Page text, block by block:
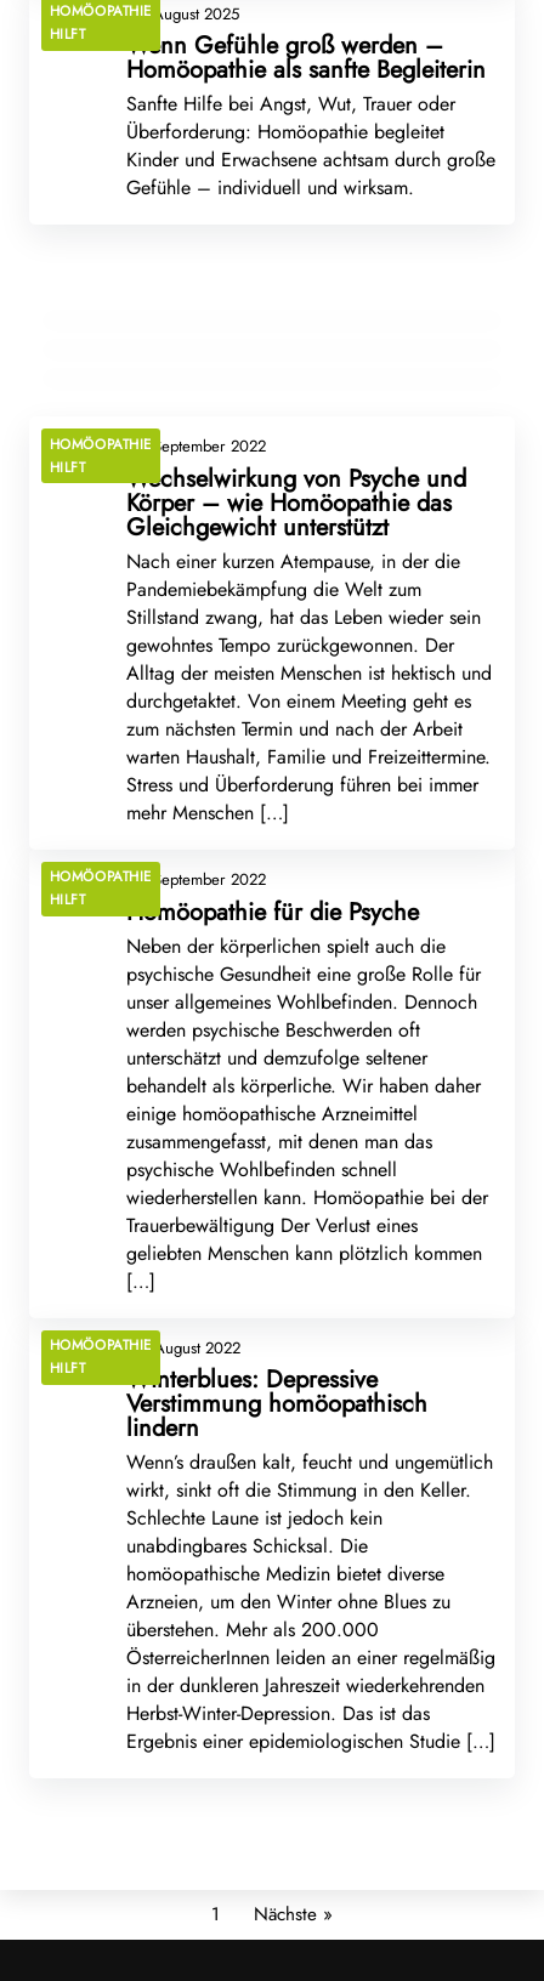
HOMÖOPATHIE
HILFT
28. August 2025
Wenn Gefühle groß werden –
Homöopathie als sanfte Begleiterin
Sanfte Hilfe bei Angst, Wut, Trauer oder
Überforderung: Homöopathie begleitet
Kinder und Erwachsene achtsam durch große
Gefühle – individuell und wirksam.
18. Juni 2025
HOMÖOPATHIE
HILFT
10. September 2022
Wechselwirkung von Psyche und
Körper – wie Homöopathie das
Gleichgewicht unterstützt
Nach einer kurzen Atempause, in der die
Pandemiebekämpfung die Welt zum
Stillstand zwang, hat das Leben wieder sein
gewohntes Tempo zurückgewonnen. Der
Alltag der meisten Menschen ist hektisch und
durchgetaktet. Von einem Meeting geht es
zum nächsten Termin und nach der Arbeit
warten Haushalt, Familie und Freizeittermine.
Stress und Überforderung führen bei immer
mehr Menschen […]
HOMÖOPATHIE
HILFT
10. September 2022
Homöopathie für die Psyche
Neben der körperlichen spielt auch die
psychische Gesundheit eine große Rolle für
unser allgemeines Wohlbefinden. Dennoch
werden psychische Beschwerden oft
unterschätzt und demzufolge seltener
behandelt als körperliche. Wir haben daher
einige homöopathische Arzneimittel
zusammengefasst, mit denen man das
psychische Wohlbefinden schnell
wiederherstellen kann. Homöopathie bei der
Trauerbewältigung Der Verlust eines
geliebten Menschen kann plötzlich kommen
[…]
HOMÖOPATHIE
HILFT
26. August 2022
Winterblues: Depressive
Verstimmung homöopathisch
lindern
Wenn’s draußen kalt, feucht und ungemütlich
wirkt, sinkt oft die Stimmung in den Keller.
Schlechte Laune ist jedoch kein
unabdingbares Schicksal. Die
homöopathische Medizin bietet diverse
Arzneien, um den Winter ohne Blues zu
überstehen. Mehr als 200.000
ÖsterreicherInnen leiden an einer regelmäßig
in der dunkleren Jahreszeit wiederkehrenden
Herbst-Winter-Depression. Das ist das
Ergebnis einer epidemiologischen Studie […]
1 Nächste »